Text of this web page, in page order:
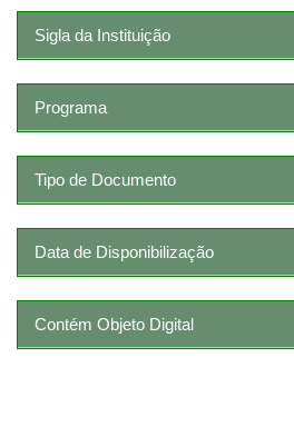
Sigla da Instituição
Programa
Tipo de Documento
Data de Disponibilização
Contém Objeto Digital